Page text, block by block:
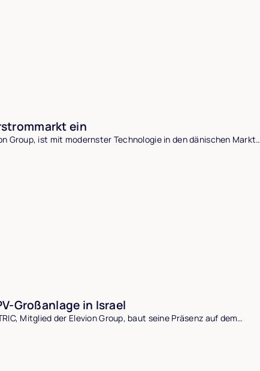
ein
Group, ist mit modernster Technologie in den dänischen
Großanlage in Israel
Mitglied der Elevion Group, baut seine Präsenz auf dem…